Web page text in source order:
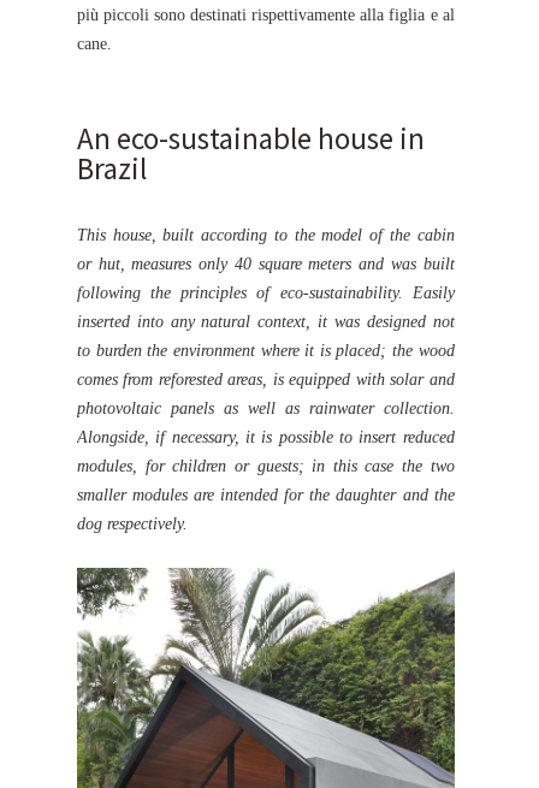
più piccoli sono destinati rispettivamente alla figlia e al
cane.
An eco-sustainable house in
Brazil
This house, built according to the model of the cabin
or hut, measures only 40 square meters and was built
following the principles of eco-sustainability. Easily
inserted into any natural context, it was designed not
to burden the environment where it is placed; the wood
comes from reforested areas, is equipped with solar and
photovoltaic panels as well as rainwater collection.
Alongside, if necessary, it is possible to insert reduced
modules, for children or guests; in this case the two
smaller modules are intended for the daughter and the
dog respectively.